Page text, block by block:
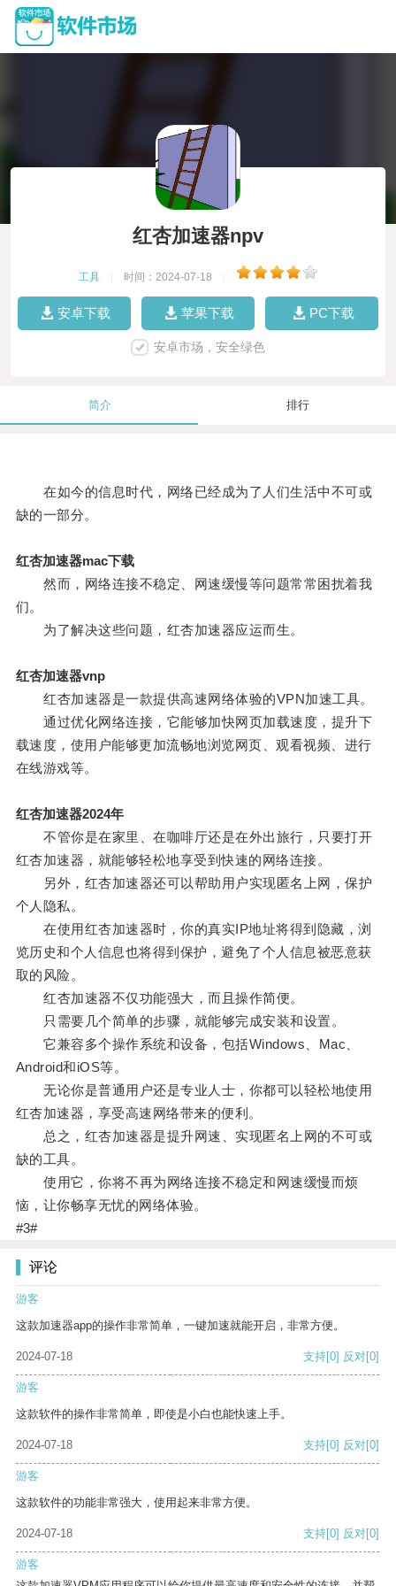
红杏加速器npv
工具 时间：2024-07-18
安卓下载 苹果下载 PC下载
安卓市场，安全绿色
简介 排行
在如今的信息时代，网络已经成为了人们生活中不可或
缺的一部分。
红杏加速器mac下载
然而，网络连接不稳定、网速缓慢等问题常常困扰着我
们。
为了解决这些问题，红杏加速器应运而生。
红杏加速器vnp
红杏加速器是一款提供高速网络体验的VPN加速工具。
通过优化网络连接，它能够加快网页加载速度，提升下
载速度，使用户能够更加流畅地浏览网页、观看视频、进行
在线游戏等。
红杏加速器2024年
不管你是在家里、在咖啡厅还是在外出旅行，只要打开
红杏加速器，就能够轻松地享受到快速的网络连接。
另外，红杏加速器还可以帮助用户实现匿名上网，保护
个人隐私。
在使用红杏加速器时，你的真实IP地址将得到隐藏，浏
览历史和个人信息也将得到保护，避免了个人信息被恶意获
取的风险。
红杏加速器不仅功能强大，而且操作简便。
只需要几个简单的步骤，就能够完成安装和设置。
它兼容多个操作系统和设备，包括Windows、Mac、
Android和iOS等。
无论你是普通用户还是专业人士，你都可以轻松地使用
红杏加速器，享受高速网络带来的便利。
总之，红杏加速器是提升网速、实现匿名上网的不可或
缺的工具。
使用它，你将不再为网络连接不稳定和网速缓慢而烦
恼，让你畅享无忧的网络体验。
#3#
评论
游客
这款加速器app的操作非常简单，一键加速就能开启，非常方便。
2024-07-18 支持[0] 反对[0]
游客
这款软件的操作非常简单，即使是小白也能快速上手。
2024-07-18 支持[0] 反对[0]
游客
这款软件的功能非常强大，使用起来非常方便。
2024-07-18 支持[0] 反对[0]
游客